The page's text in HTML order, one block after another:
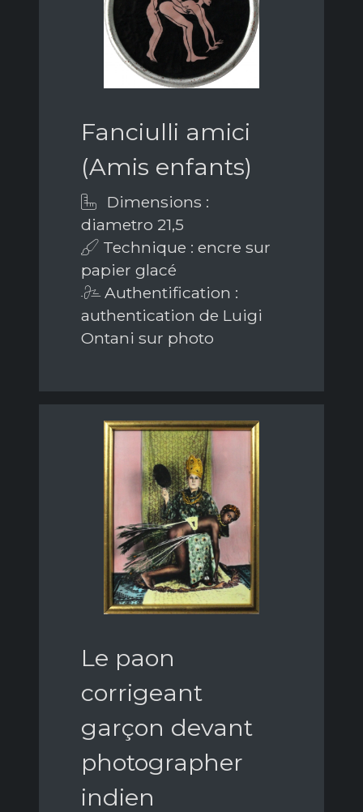
Fanciulli amici
(Amis enfants)
Dimensions :
diametro 21,5
Technique : encre sur
papier glacé
Authentification :
authentication de Luigi
Ontani sur photo
Le paon
corrigeant
garçon devant
photographer
indien